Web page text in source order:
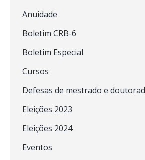
Anuidade
Boletim CRB-6
Boletim Especial
Cursos
Defesas de mestrado e
Eleições 2023
Eleições 2024
Eventos